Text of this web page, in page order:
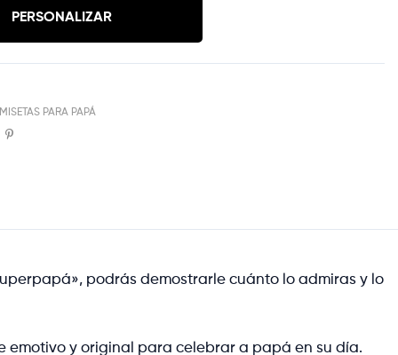
PERSONALIZAR
PARA PAPÁ
Pinterest
podrás demostrarle cuánto lo admiras y lo
y original para celebrar a papá en su día.